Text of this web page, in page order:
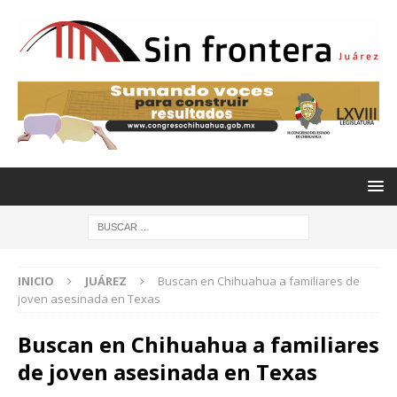
INICIO JUÁREZ
Buscan en Chihuahua a familiares de
joven asesinada en Texas
Buscan en Chihuahua a familiares
de joven asesinada en Texas